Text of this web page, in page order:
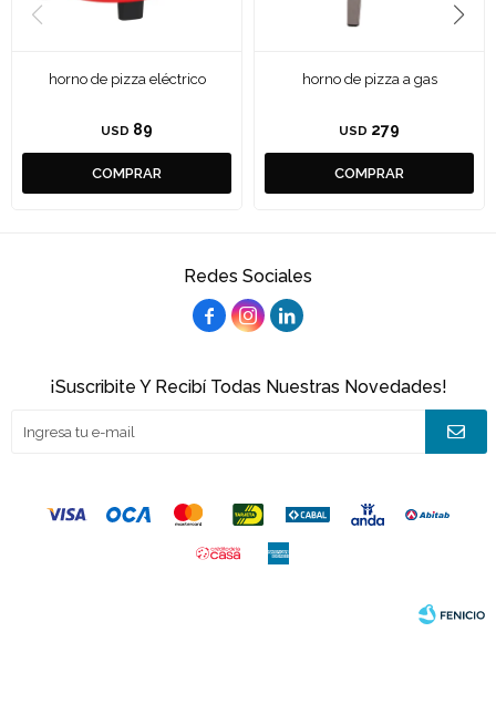
horno de pizza eléctrico
USD 89
horno de pizza a gas
USD 279
Redes Sociales
  
¡Suscribite Y Recibí Todas Nuestras Novedades!